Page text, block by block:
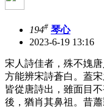
194# 琴心
2023-6-19 13:16
宋人詩佳者，殊不媿
方能辨宋詩蒼白。蓋宋
皆從唐詩出，雖面目
後，猶肖其鼻祖。昔